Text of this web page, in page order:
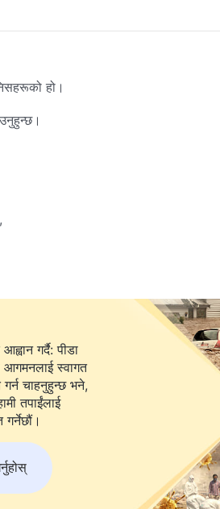
हो।
धेरै प्रिय छ।
भनी सम्मान गर्छौँ।
गर्दै: पीडा
आगमनलाई स्वागत
चाहनुहुन्छ भने,